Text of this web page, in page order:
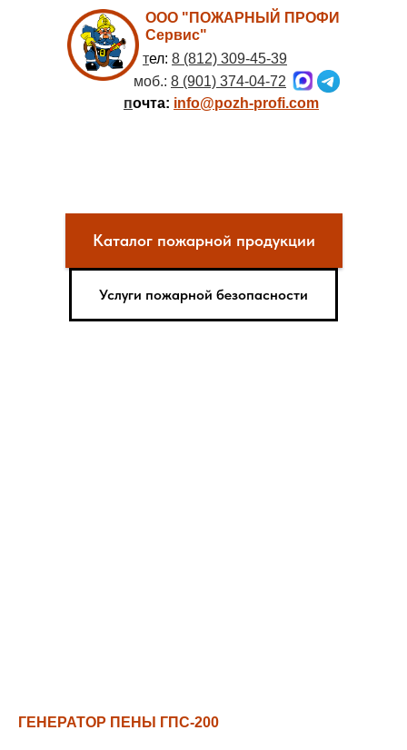
ООО "ПОЖАРНЫЙ ПРОФИ
Сервис"
почта: info@pozh-profi.com
тел: 8 (812) 309-45-39
моб.: 8 (901) 374-04-72
Каталог пожарной продукции
Услуги пожарной безопасности
ГЕНЕРАТОР ПЕНЫ ГПС-200